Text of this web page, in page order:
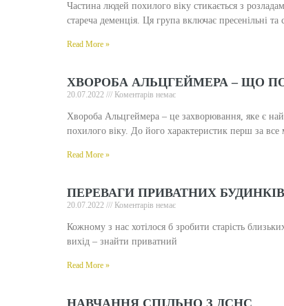
Частина людей похилого віку стикається з
стареча деменція. Ця група включає пресенільні та
Read More »
ХВОРОБА АЛЬЦГЕЙМЕРА – ЩО
20.07.2022 Коментарів немає
Хвороба Альцгеймера – це захворювання, яке є
похилого віку. До його характеристик перш за все
Read More »
ПЕРЕВАГИ ПРИВАТНИХ
20.07.2022 Коментарів немає
Кожному з нас хотілося б зробити старість
вихід – знайти приватний
Read More »